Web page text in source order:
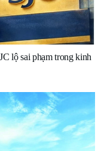
lộ sai phạm trong kinh